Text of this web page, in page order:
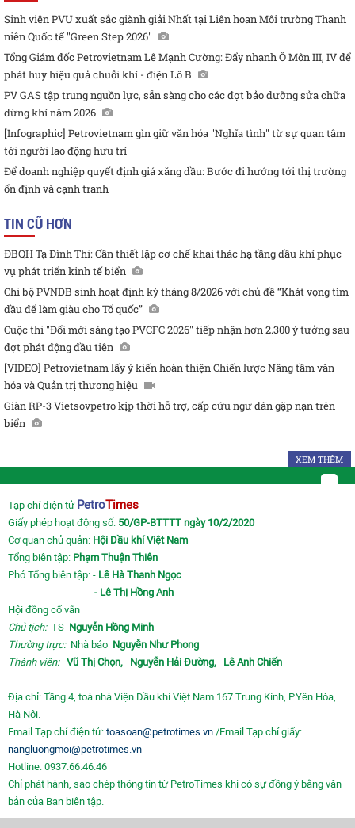
Sinh viên PVU xuất sắc giành giải Nhất tại Liên hoan Môi trường Thanh
niên Quốc tế "Green Step 2026"
Tổng Giám đốc Petrovietnam Lê Mạnh Cường: Đẩy nhanh Ô Môn III, IV để
phát huy hiệu quả chuỗi khí - điện Lô B
PV GAS tập trung nguồn lực, sẵn sàng cho các đợt bảo dưỡng sửa chữa
dừng khí năm 2026
[Infographic] Petrovietnam gìn giữ văn hóa "Nghĩa tình" từ sự quan tâm
tới người lao động hưu trí
Để doanh nghiệp quyết định giá xăng dầu: Bước đi hướng tới thị trường
ổn định và cạnh tranh
TIN CŨ HƠN
ĐBQH Tạ Đình Thi: Cần thiết lập cơ chế khai thác hạ tầng dầu khí phục
vụ phát triển kinh tế biển
Chi bộ PVNDB sinh hoạt định kỳ tháng 8/2026 với chủ đề “Khát vọng tìm
dầu để làm giàu cho Tổ quốc”
Cuộc thi "Đổi mới sáng tạo PVCFC 2026" tiếp nhận hơn 2.300 ý tưởng sau
đợt phát động đầu tiên
[VIDEO] Petrovietnam lấy ý kiến hoàn thiện Chiến lược Nâng tầm văn
hóa và Quản trị thương hiệu
Giàn RP-3 Vietsovpetro kịp thời hỗ trợ, cấp cứu ngư dân gặp nạn trên
biển
XEM THÊM
Tạp chí điện tử PetroTimes
Giấy phép hoạt động số: 50/GP-BTTTT ngày 10/2/2020
Cơ quan chủ quản: Hội Dầu khí Việt Nam
Tổng biên tập: Phạm Thuận Thiên
Phó Tổng biên tập: - Lê Hà Thanh Ngọc
- Lê Thị Hồng Anh
Hội đồng cố vấn
Chủ tịch:TS Nguyễn Hồng Minh
Thường trực: Nhà báo Nguyễn Như Phong
Thành viên: Vũ Thị Chọn, Nguyễn Hải Đường, Lê Anh Chiến
Địa chỉ: Tầng 4, toà nhà Viện Dầu khí Việt Nam 167 Trung Kính, P.Yên Hòa,
Hà Nội.
Email Tạp chí điện tử: toasoan@petrotimes.vn /Email Tạp chí giấy:
nangluongmoi@petrotimes.vn
Hotline: 0937.66.46.46
Chỉ phát hành, sao chép thông tin từ PetroTimes khi có sự đồng ý bằng văn
bản của Ban biên tập.